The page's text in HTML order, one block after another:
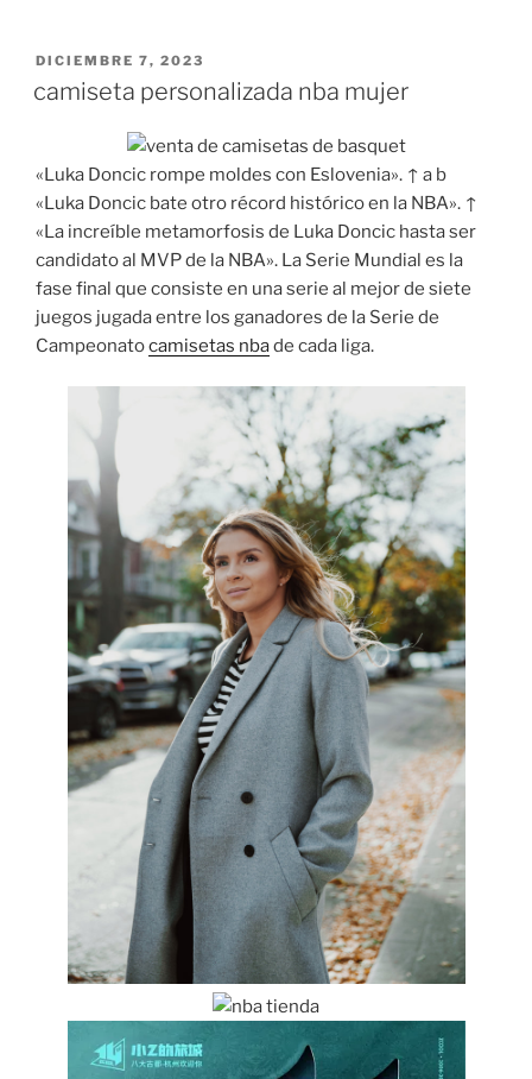
PUBLICADO
DICIEMBRE 7, 2023
camiseta personalizada nba mujer
«Luka Doncic rompe moldes con Eslovenia». ↑ a b
«Luka Doncic bate otro récord histórico en la NBA». ↑
«La increíble metamorfosis de Luka Doncic hasta ser
candidato al MVP de la NBA». La Serie Mundial es la
fase final que consiste en una serie al mejor de siete
juegos jugada entre los ganadores de la Serie de
Campeonatocamisetas nbade cada liga.